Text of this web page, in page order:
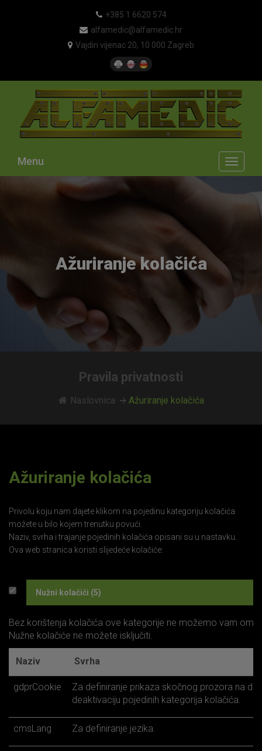
+385 1 6620 574
alfamedic@alfamedic.hr
Vajdin vijenac 20, 10 000 Zagreb
Toggle
Menu
Ažuriranje kolačića
Pravila privatnosti
Naslovnica Ažuriranje kolačića
Ažuriranje kolačića
Privolu koju nam dajete klikom na pojedinu kategoriju kolačića
možete u bilo kojem trenutku povući.
Naziv, svrha i trajanje pojedinih kolačića opisani su u nastavku.
Ova web stranica koristi slijedeće kolačiće:
Nužni kolačići (5)
Bez korištenja kolačića ove kategorije ne možemo vam
Nužne kolačiće ne možete isključiti.
Naziv Svrha
gdprCookie
Za definiranje prikaza skočnog prozora na
deaktivaciju pojedinih kategorija kolačića.
cmsLang Za definiranje jezika.